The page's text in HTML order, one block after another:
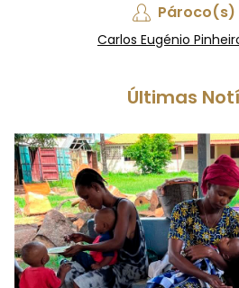
Pároco(s)
Carlos Eugénio
Últimas